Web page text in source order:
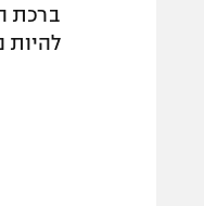
ברכת
להיות